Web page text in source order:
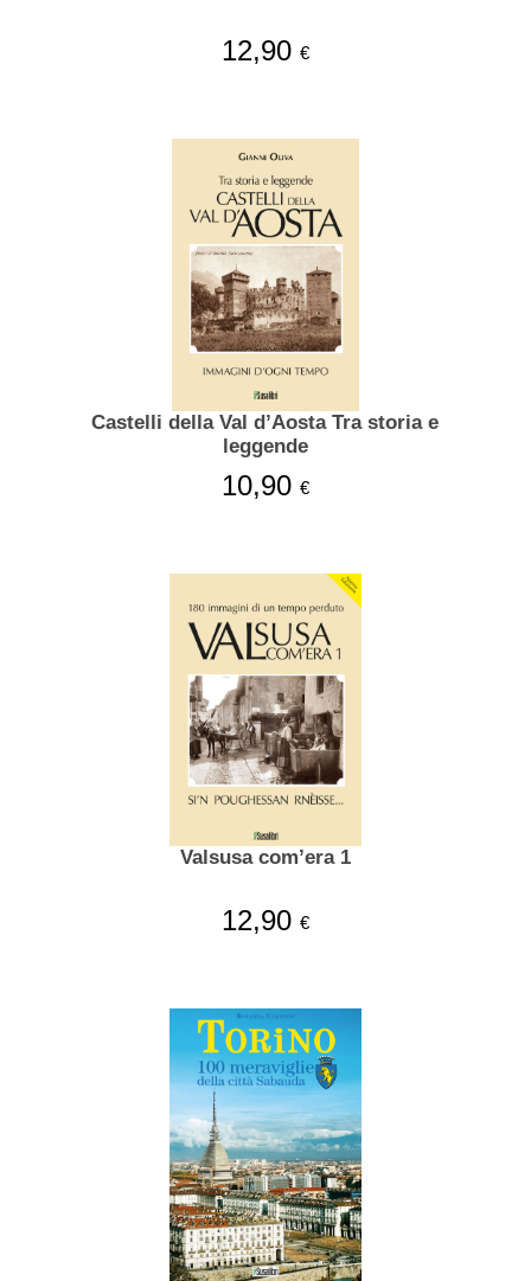
12,90 €
Castelli della Val d’Aosta Tra storia e
leggende
10,90 €
Valsusa com’era 1
12,90 €